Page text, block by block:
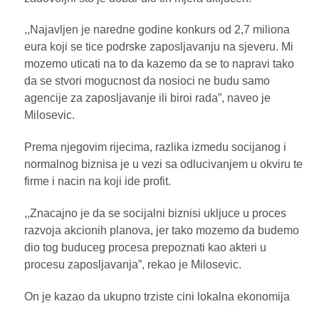
,,Najavljen je naredne godine konkurs od 2,7 miliona
eura koji se tice podrske zaposljavanju na sjeveru. Mi
mozemo uticati na to da kazemo da se to napravi tako
da se stvori mogucnost da nosioci ne budu samo
agencije za zaposljavanje ili biroi rada”, naveo je
Milosevic.
Prema njegovim rijecima, razlika izmedu socijanog i
normalnog biznisa je u vezi sa odlucivanjem u okviru te
firme i nacin na koji ide profit.
,,Znacajno je da se socijalni biznisi ukljuce u proces
razvoja akcionih planova, jer tako mozemo da budemo
dio tog buduceg procesa prepoznati kao akteri u
procesu zaposljavanja”, rekao je Milosevic.
On je kazao da ukupno trziste cini lokalna ekonomija